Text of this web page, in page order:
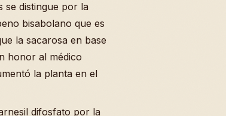
se distingue por la
bisabolano que es
la sacarosa en base
honor al médico
la planta en el
difosfato por la